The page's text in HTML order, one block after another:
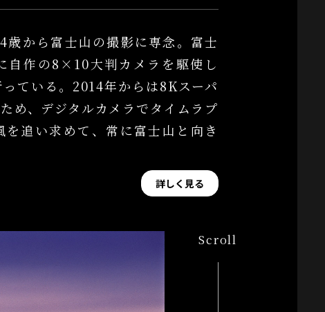
から富士山の撮影に専念。富士
自作の8×10大判カメラを駆使し
ている。2014年からは8Kスーパ
め、デジタルカメラでタイムラプ
追い求めて、常に富士山と向き
詳しく見る
Scroll